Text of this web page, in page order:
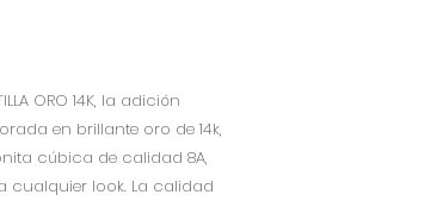
ORO 14K, la adición
en brillante oro de 14k,
cúbica de calidad 8A,
cualquier look. La calidad